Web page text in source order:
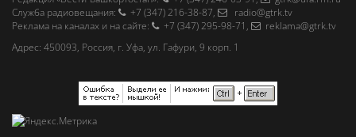
Cлужба радиовещания: +7 (347) 216-38-87,
radio@gtrk.tv
Реклама на каналах и на сайте: +7 (347) 295-98-71 ,
reklama@gtrk.tv
Адрес: 450093, Россия, г. Уфа, ул. Гафури, 9 корп. 1